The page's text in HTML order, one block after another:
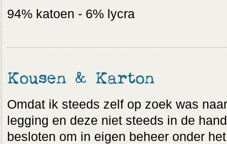
94% katoen - 6% lycra
Kousen & Karton
Omdat ik steeds zelf op zoek was
legging en deze niet steeds in de
besloten om in eigen beheer onder